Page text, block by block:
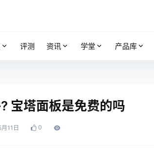
评测 资讯 学堂 产品库
宝塔面板是免费的吗
11日 0